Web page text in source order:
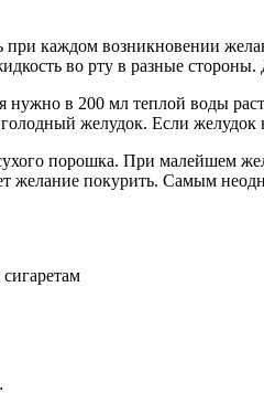
каждом возникновении
во рту в разные стороны.
нужно в 200 мл теплой воды
желудок. Если
порошка. При малейшем
желание покурить. Самым